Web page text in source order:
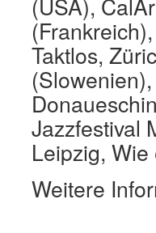
(USA),
Taktlos,
Jazzfestival
Leipzig,
Weitere